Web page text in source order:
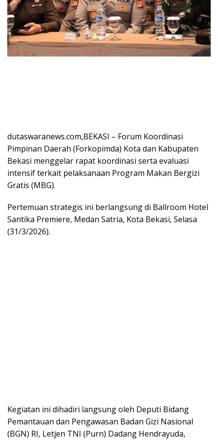
dutaswaranews.com,BEKASI – Forum Koordinasi
Pimpinan Daerah (Forkopimda) Kota dan Kabupaten
Bekasi menggelar rapat koordinasi serta evaluasi
intensif terkait pelaksanaan Program Makan Bergizi
Gratis (MBG).
Pertemuan strategis ini berlangsung di Ballroom Hotel
Santika Premiere, Medan Satria, Kota Bekasi, Selasa
(31/3/2026).
Kegiatan ini dihadiri langsung oleh Deputi Bidang
Pemantauan dan Pengawasan Badan Gizi Nasional
(BGN) RI, Letjen TNI (Purn) Dadang Hendrayuda,